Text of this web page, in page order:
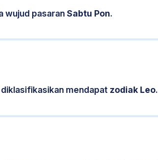
wujud pasaranSabtu Pon.
mendapat zodiak Leo.